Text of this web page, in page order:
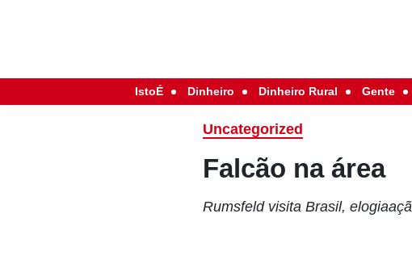
IstoÉ Dinheiro Dinheiro Rural Gente
Uncategorized
Falcão na área
Rumsfeld visita Brasil,